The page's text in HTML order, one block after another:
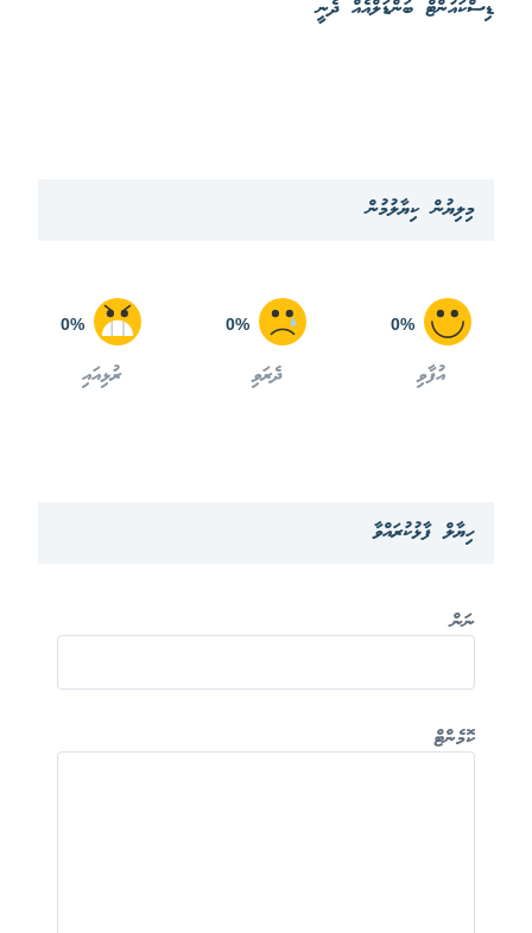
ޑިސްކައުންޓް ބަންޑަލްއެއް ދެނީ
މިލިޔުން ކިޔާލުމުން
0%
އުފާވި
0%
ދެރަވި
0%
ރުޅިއައި
ހިޔާލް ފާޅުކުރައްވާ
ނަން
ކޮމެންޓް